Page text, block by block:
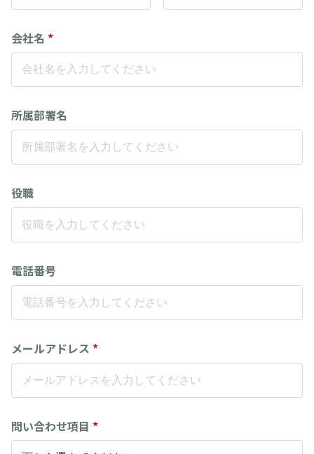
会社名 *
所属部署名
役職
電話番号
メールアドレス *
問い合わせ項目 *